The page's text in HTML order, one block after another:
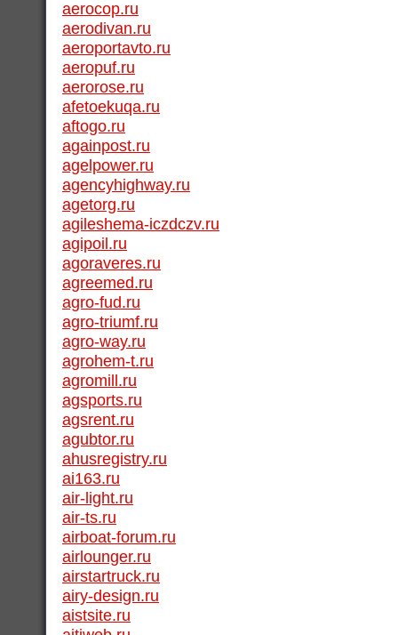
aerocop.ru
aerodivan.ru
aeroportavto.ru
aeropuf.ru
aerorose.ru
afetoekuqa.ru
aftogo.ru
againpost.ru
agelpower.ru
agencyhighway.ru
agetorg.ru
agileshema-iczdczv.ru
agipoil.ru
agoraveres.ru
agreemed.ru
agro-fud.ru
agro-triumf.ru
agro-way.ru
agrohem-t.ru
agromill.ru
agsports.ru
agsrent.ru
agubtor.ru
ahusregistry.ru
ai163.ru
air-light.ru
air-ts.ru
airboat-forum.ru
airlounger.ru
airstartruck.ru
airy-design.ru
aistsite.ru